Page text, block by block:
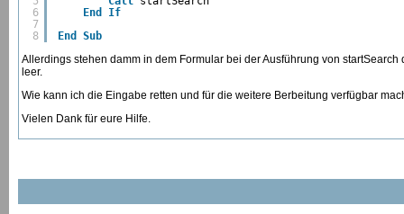
6
7
8
End
If
End
Sub
Allerdings stehen damm in dem Formular bei der Ausführung von
leer.
Wie kann ich die Eingabe retten und für die weitere Berbeitung verfügbar
Vielen Dank für eure Hilfe.